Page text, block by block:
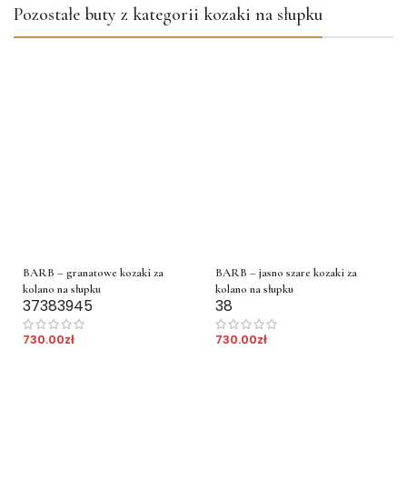
Pozostałe buty z kategorii kozaki na słupku
BARB – granatowe kozaki za
kolano na słupku
37383945
730.00zł
BARB – jasno szare kozaki za
kolano na słupku
38
730.00zł